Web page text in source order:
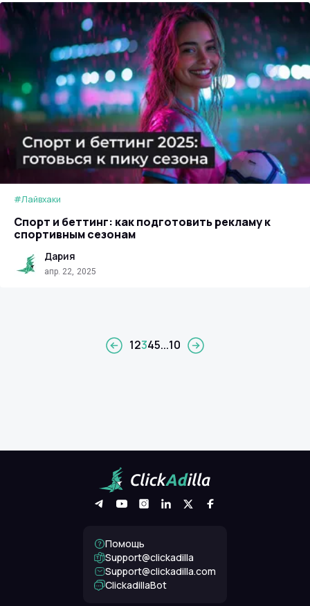
#Лайвхаки
Спорт и беттинг: как подготовить рекламу к
спортивным сезонам
Дария
апр. 22, 2025
12345...10
Помощь
Support@clickadilla
support@clickadilla.com
ClickadillaBot